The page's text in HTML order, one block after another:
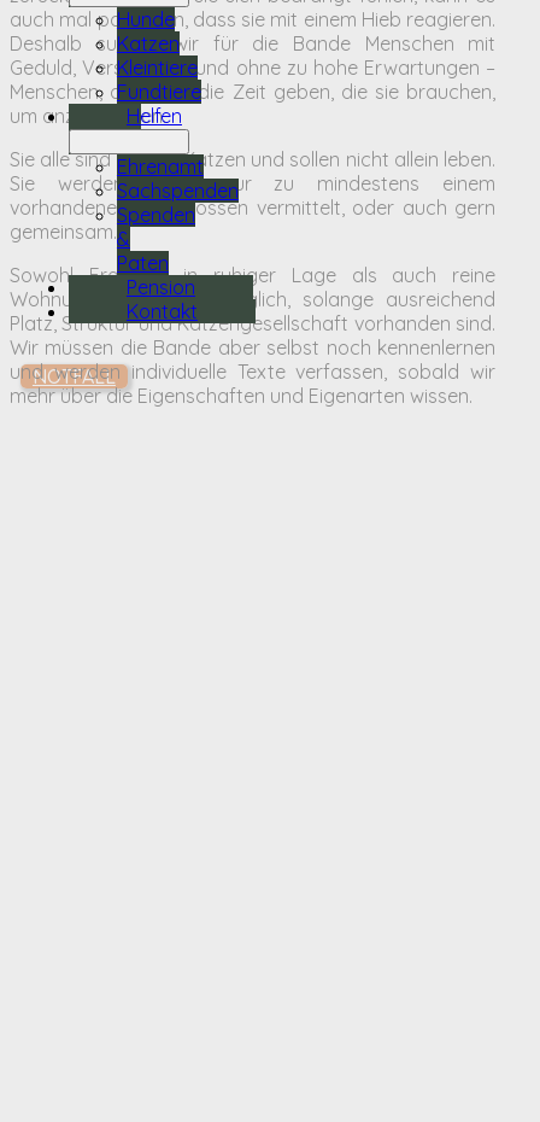
Hunde
Katzen
Kleintiere
Fundtiere
Helfen
Ehrenamt
Sachspenden
Spenden
&
Paten
Pension
Kontakt
NOTFALL
auch mal passieren, dass sie mit einem Hieb reagieren.
Deshalb suchen wir für die Bande Menschen mit
Geduld, Verständnis und ohne zu hohe Erwartungen –
Menschen, die ihnen die Zeit geben, die sie brauchen,
um anzukommen.
Sie alle sind soziale Katzen und sollen nicht allein leben.
Sie werden daher nur zu mindestens einem
vorhandenen Artgenossen vermittelt, oder auch gern
gemeinsam.
Sowohl Freigang in ruhiger Lage als auch reine
Wohnungshaltung ist möglich, solange ausreichend
Platz, Struktur und Katzengesellschaft vorhanden sind.
Wir müssen die Bande aber selbst noch kennenlernen
und werden individuelle Texte verfassen, sobald wir
mehr über die Eigenschaften und Eigenarten wissen.